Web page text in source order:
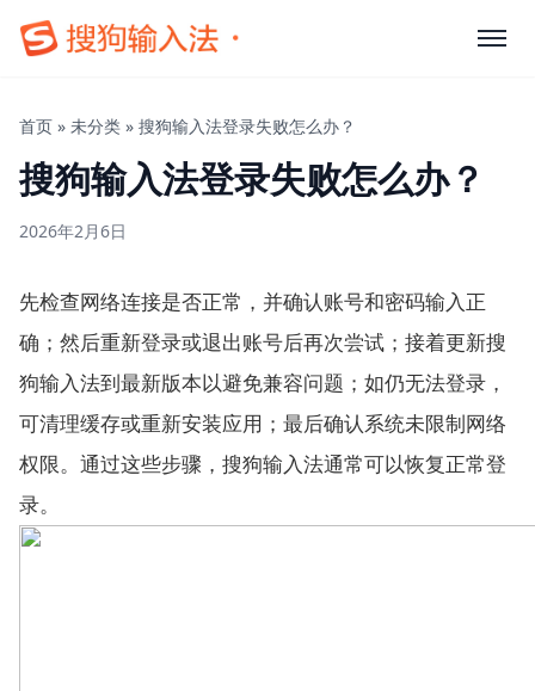
首页 » 未分类 » 搜狗输入法登录失败怎么办？
搜狗输入法登录失败怎么办？
2026年2月6日
先检查网络连接是否正常，并确认账号和密码输入正
确；然后重新登录或退出账号后再次尝试；接着更新搜
狗输入法到最新版本以避免兼容问题；如仍无法登录，
可清理缓存或重新安装应用；最后确认系统未限制网络
权限。通过这些步骤，搜狗输入法通常可以恢复正常登
录。